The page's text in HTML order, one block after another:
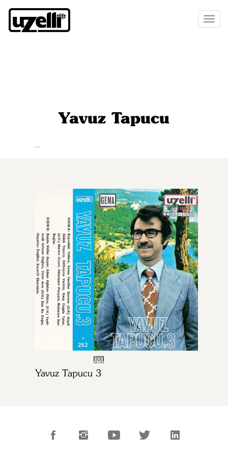
Yavuz Tapucu
...
Yavuz Tapucu 3